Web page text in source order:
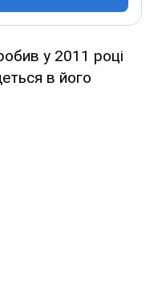
у 2011 році
в його